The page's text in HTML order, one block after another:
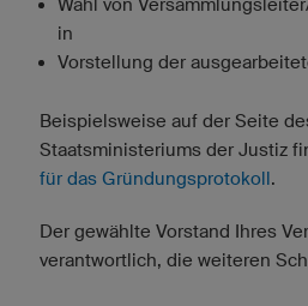
in
Vorstellung der
Beispielsweise auf der Seite
Staatsministeriums der Justiz
für das Gründungsprotokoll.
Der gewählte Vorstand Ihres
verantwortlich, die weiteren